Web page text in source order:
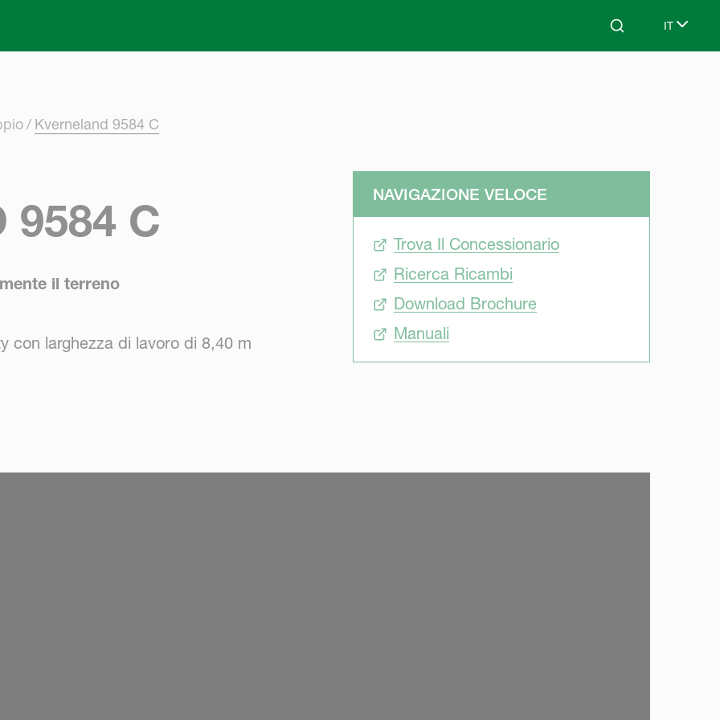
Search IT
Select
Kverneland 9584 C
9584 C
il terreno
con larghezza di lavoro di 8,40 m
NAVIGAZIONE VELOCE
Trova Il Concessionario
Ricerca Ricambi
Download Brochure
Manuali